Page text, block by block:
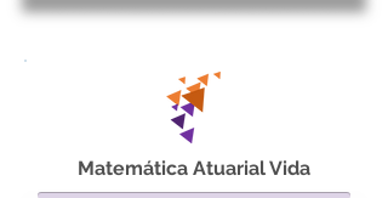
Matemática Atuarial Vida